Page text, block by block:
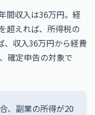
間収入は36万円。経
超えれば、所得税の
、収入36万円から経費
確定申告の対象で
、副業の所得が20